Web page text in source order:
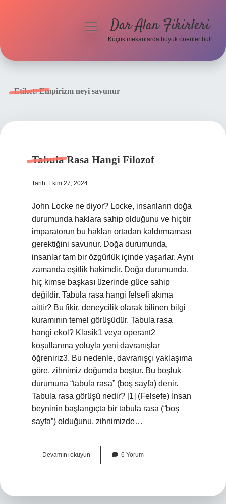
menüyüDar Alan Fikirleri
Küçük mekanlarda büyük öneriler bul!
Etiket:Empirizm neyi savunur
Tabula Rasa Hangi Filozof
Tarih: Ekim 27, 2024
John Locke ne diyor? Locke, insanların doğa
durumunda haklara sahip olduğunu ve hiçbir
imparatorun bu hakları ortadan kaldırmaması
gerektiğini savunur. Doğa durumunda,
insanlar tam bir özgürlük içinde yaşarlar. Aynı
zamanda eşitlik hakimdir. Doğa durumunda,
hiç kimse başkası üzerinde güce sahip
değildir. Tabula rasa hangi felsefi akıma
aittir? Bu fikir, deneycilik olarak bilinen bilgi
kuramının temel görüşüdür. Tabula rasa
hangi ekol? Klasik1 veya operant2
koşullanma yoluyla yeni davranışlar
öğreniriz3. Bu nedenle, davranışçı yaklaşıma
göre, zihnimiz doğumda boştur. Bu boşluk
durumuna “tabula rasa” (boş sayfa) denir.
Tabula rasa görüşü nedir? [1] (Felsefe) İnsan
beyninin başlangıçta bir tabula rasa (“boş
sayfa”) olduğunu, zihnimizde…
Devamını okuyun
Rasa
6 Yorum